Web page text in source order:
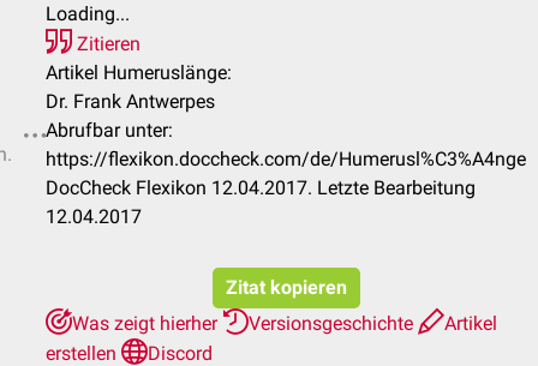
Loading...
Zitieren
Artikel Humeruslänge:
Dr. Frank Antwerpes
Abrufbar unter:
https://flexikon.doccheck.com/de/Humerusl%C3%A4nge
DocCheck Flexikon 12.04.2017. Letzte Bearbeitung
12.04.2017
Zitat kopieren
Was zeigt hierher
Versionsgeschichte
Artikel
erstellen
Discord